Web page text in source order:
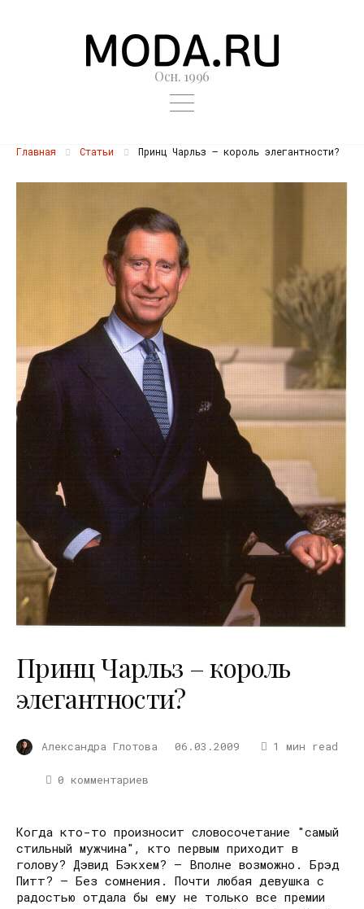
Осн. 1996
Главная Статьи Принц Чарльз – король элегантности?
Принц Чарльз – король
элегантности?
Александра Глотова 06.03.2009 1 мин read
0 комментариев
Когда кто-то произносит словосочетание "самый
стильный мужчина", кто первым приходит в
голову? Дэвид Бэкхем? – Вполне возможно. Брэд
Питт? – Без сомнения. Почти любая девушка с
радостью отдала бы ему не только все премии